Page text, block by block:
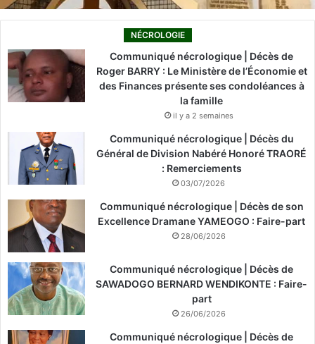
NÉCROLOGIE
Communiqué nécrologique | Décès de
Roger BARRY : Le Ministère de l’Économie et
des Finances présente ses condoléances à
la famille
il y a 2 semaines
Communiqué nécrologique | Décès du
Général de Division Nabéré Honoré TRAORÉ
: Remerciements
03/07/2026
Communiqué nécrologique | Décès de son
Excellence Dramane YAMEOGO : Faire-part
28/06/2026
Communiqué nécrologique | Décès de
SAWADOGO BERNARD WENDIKONTE : Faire-
part
26/06/2026
Communiqué nécrologique | Décès de